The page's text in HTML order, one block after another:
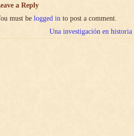
a Reply
must be logged in to post a comment.
Una investigación en